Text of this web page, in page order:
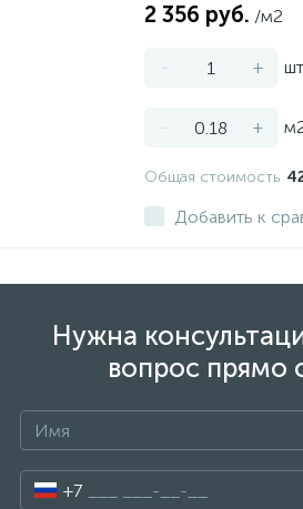
2 356 руб. /м2
- +
- +
Общая стоимость
Добавить к
Нужна
вопрос прямо
+7